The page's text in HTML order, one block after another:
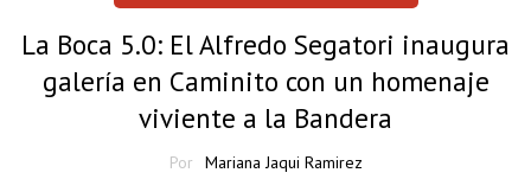
La Boca 5.0: El Alfredo Segatori inaugura
galería en Caminito con un homenaje
viviente a la Bandera
Por
Mariana Jaqui Ramirez